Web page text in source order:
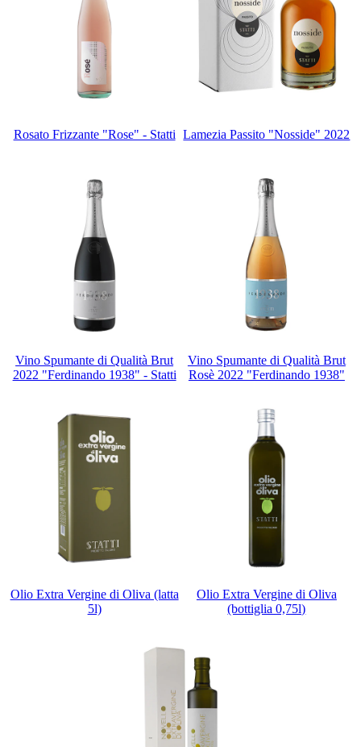
Rosato Frizzante "Rose" - Statti Lamezia Passito "Nosside" 2022
Vino Spumante di Qualità Brut
2022 "Ferdinando 1938" - Statti
Vino Spumante di Qualità Brut
Rosè 2022 "Ferdinando 1938"
Olio Extra Vergine di Oliva (latta
5l)
Olio Extra Vergine di Oliva
(bottiglia 0,75l)